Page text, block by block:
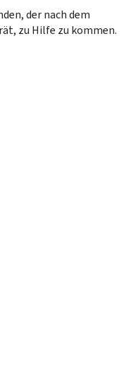
der nach dem
zu Hilfe zu kommen.